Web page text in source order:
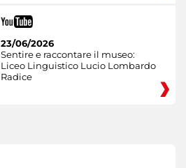
23/06/2026
Sentire e raccontare il museo:
Liceo Linguistico Lucio Lombardo
Radice